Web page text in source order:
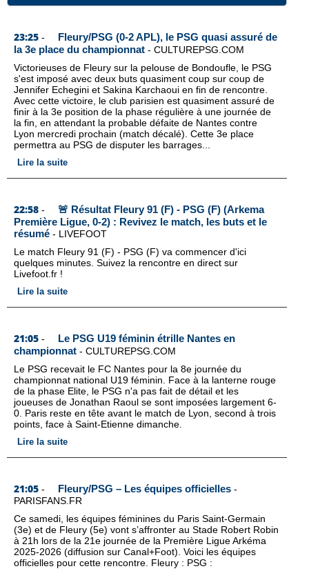
23:25 -
Fleury/PSG (0-2 APL), le PSG quasi assuré de
la 3e place du championnat - CULTUREPSG.COM
Victorieuses de Fleury sur la pelouse de Bondoufle, le PSG
s'est imposé avec deux buts quasiment coup sur coup de
Jennifer Echegini et Sakina Karchaoui en fin de rencontre.
Avec cette victoire, le club parisien est quasiment assuré de
finir à la 3e position de la phase régulière à une journée de
la fin, en attendant la probable défaite de Nantes contre
Lyon mercredi prochain (match décalé). Cette 3e place
permettra au PSG de disputer les barrages...
Lire la suite
22:58 -
🚨 Résultat Fleury 91 (F) - PSG (F) (Arkema
Première Ligue, 0-2) : Revivez le match, les buts et le
résumé - LIVEFOOT
Le match Fleury 91 (F) - PSG (F) va commencer d'ici
quelques minutes. Suivez la rencontre en direct sur
Livefoot.fr !
Lire la suite
21:05 -
Le PSG U19 féminin étrille Nantes en
championnat - CULTUREPSG.COM
Le PSG recevait le FC Nantes pour la 8e journée du
championnat national U19 féminin. Face à la lanterne rouge
de la phase Elite, le PSG n'a pas fait de détail et les
joueuses de Jonathan Raoul se sont imposées largement 6-
0. Paris reste en tête avant le match de Lyon, second à trois
points, face à Saint-Etienne dimanche.
Lire la suite
21:05 - Fleury/PSG – Les équipes officielles -
PARISFANS.FR
Ce samedi, les équipes féminines du Paris Saint-Germain
(3e) et de Fleury (5e) vont s’affronter au Stade Robert Robin
à 21h lors de la 21e journée de la Première Ligue Arkéma
2025-2026 (diffusion sur Canal+Foot). Voici les équipes
officielles pour cette rencontre. Fleury : PSG :